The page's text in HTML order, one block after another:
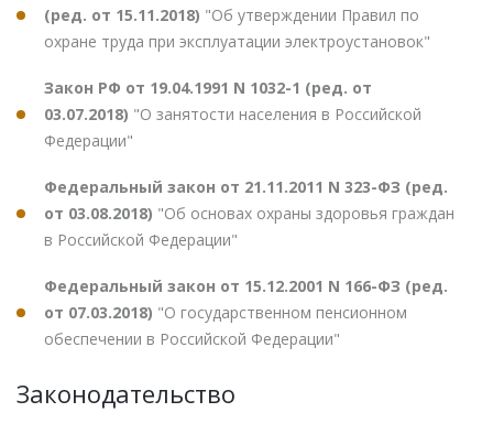
(ред. от 15.11.2018) "Об утверждении Правил по
охране труда при эксплуатации электроустановок"
Закон РФ от 19.04.1991 N 1032-1 (ред. от
03.07.2018) "О занятости населения в Российской
Федерации"
Федеральный закон от 21.11.2011 N 323-ФЗ (ред.
от 03.08.2018) "Об основах охраны здоровья граждан
в Российской Федерации"
Федеральный закон от 15.12.2001 N 166-ФЗ (ред.
от 07.03.2018) "О государственном пенсионном
обеспечении в Российской Федерации"
Законодательство